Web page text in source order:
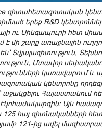
գիտահետազոտական
երեք R&D
ու Սինգապուրի հետ
մի շարք առաջնային
Տվյալագիտություն,
Մտավոր
կառավարում և
կենտրոնը
աջակցելու Հայաստանում
Այն
125 հայ գիտնականների
121-ից ավել